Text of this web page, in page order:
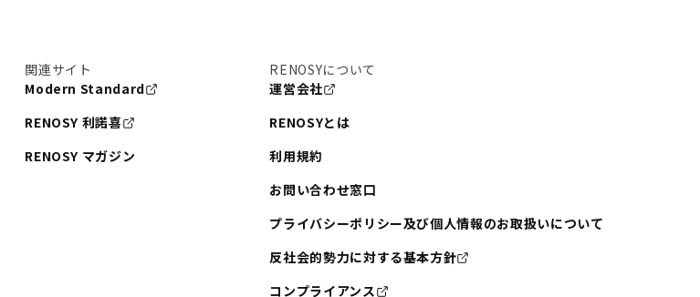
関連サイト
Modern Standard
RENOSY 利諾喜
RENOSY マガジン
RENOSYについて
運営会社
RENOSYとは
利用規約
お問い合わせ窓口
プライバシーポリシー及び個人情報のお取扱いについて
反社会的勢力に対する基本方針
コンプライアンス